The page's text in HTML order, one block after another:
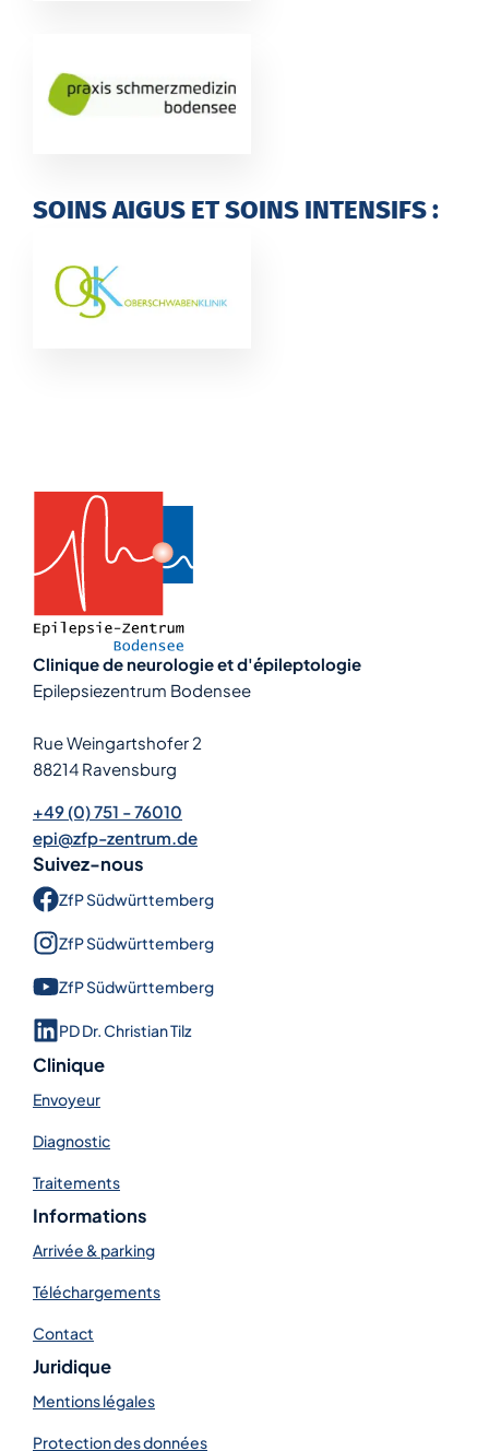
SOINS AIGUS ET SOINS INTENSIFS :
Clinique de neurologie et d'épileptologie
Epilepsiezentrum Bodensee
Rue Weingartshofer 2
88214 Ravensburg
+49 (0) 751 - 76010
epi@zfp-zentrum.de
Suivez-nous
ZfP Süd­württem­berg
ZfP Süd­württem­berg
ZfP Süd­württem­berg
PD Dr. Christian Tilz
Clinique
Envoyeur
Diagnostic
Traitements
Informations
Arrivée & parking
Téléchargements
Contact
Juridique
Mentions légales
Protection des données